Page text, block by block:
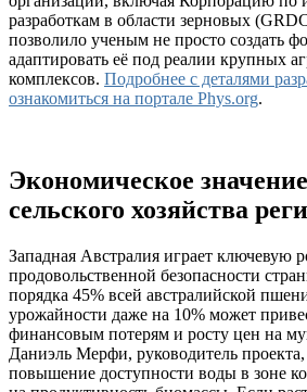
разработкам в области зерновых
позволило ученым не просто создать
адаптировать её под реалии крупных
комплексов. Подробнее с деталями
ознакомиться на портале Phys.org.
Экономическое
сельского хозяйства
Западная Австралия играет ключевую
продовольственной безопасности
порядка 45% всей австралийской
урожайности даже на 10% может
финансовым потерям и росту цен на
Даниэль Мерфи, руководитель проекта,
повышение доступности воды в зоне